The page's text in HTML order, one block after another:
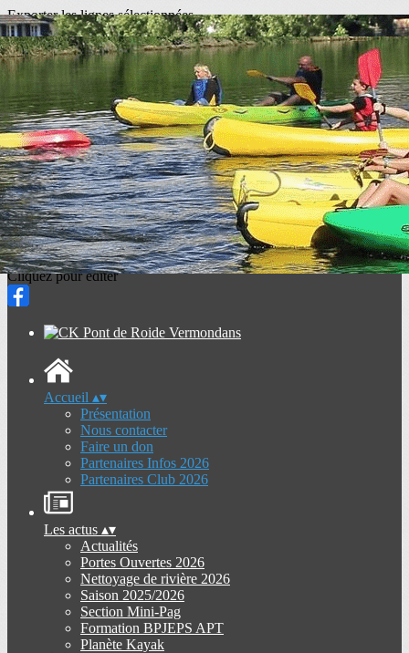
Exporter les lignes sélectionnées
Exporter toutes les colonnes
Exporter uniquement les colonnes affichées
Menu
<
>
Présentation
Nous contacter
Faire un don
Partenaires Infos 2026
Partenaires Club 2026
Ajoutez un logo, un bouton, des réseaux sociaux
Cliquez pour éditer
Accueil ▴▾
Présentation
Nous contacter
Faire un don
Partenaires Infos 2026
Partenaires Club 2026
Les actus ▴▾
Actualités
Portes Ouvertes 2026
Nettoyage de rivière 2026
Saison 2025/2026
Section Mini-Pag
Formation BPJEPS APT
Planète Kayak